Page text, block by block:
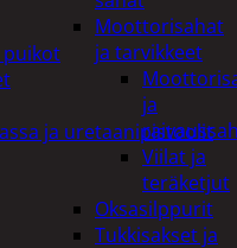
Moottorisahat
ja tarvikkeet
ja
Viilat ja
teräketjut
Oksasilppurit
Tukkisakset ja
puikot
ja uretaanipistoolit